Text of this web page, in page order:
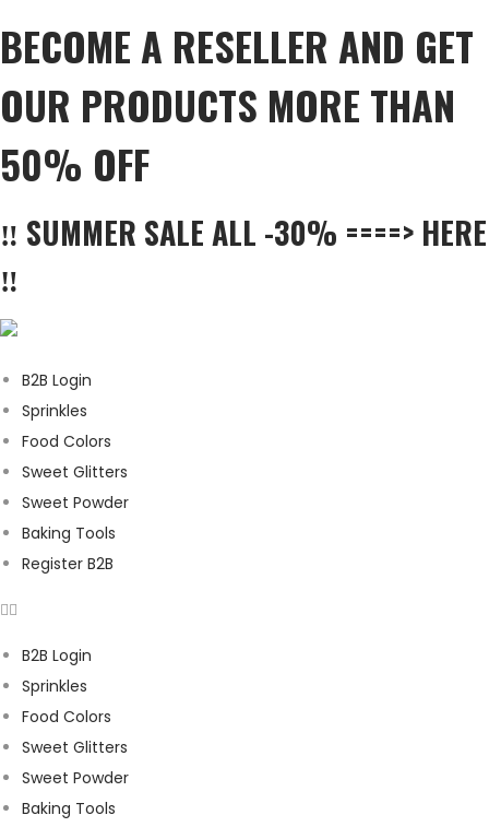
BECOME A RESELLER AND GET
OUR PRODUCTS MORE THAN
50% OFF
‼️ SUMMER SALE ALL -30% ====> HERE
‼️
B2B Login
Sprinkles
Food Colors
Sweet Glitters
Sweet Powder
Baking Tools
Register B2B
B2B Login
Sprinkles
Food Colors
Sweet Glitters
Sweet Powder
Baking Tools